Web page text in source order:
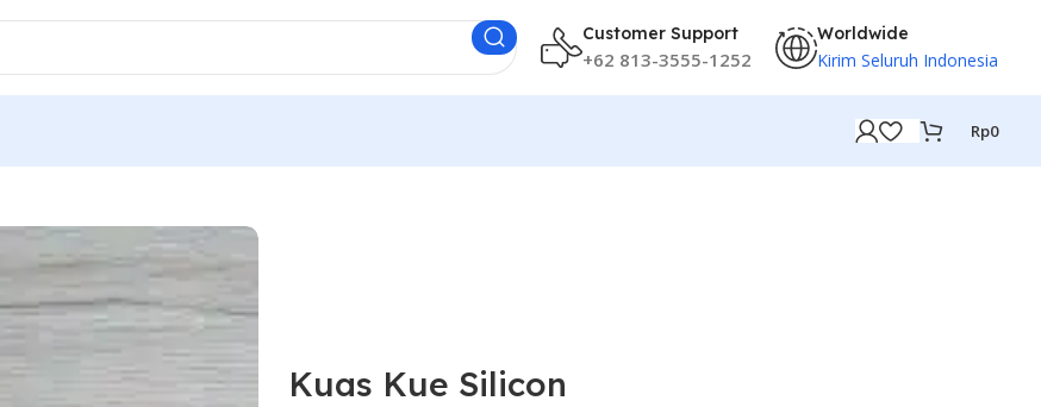
Customer Support
+62 813-3555-1252
Worldwide
Kirim Seluruh Indonesia
Rp0
Kuas Kue Silicon